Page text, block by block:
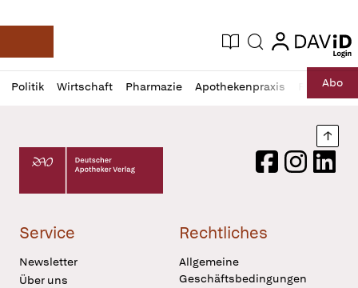
Deutsche Apotheker Zeitung
Aktuelle Ausgabe
Suche login
login
Politik Wirtschaft Pharmazie Apothekenpraxis RechtAbo
Profil
öffnen
Daz
Pur
Deutscher Apotheker Verlag Logo
FacebookInstagram
Service
Newsletter
Über uns
Rechtliches
Allgemeine
Geschäftsbedingungen